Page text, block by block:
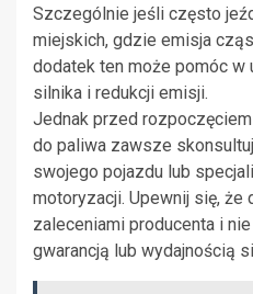
Szczególnie jeśli często
miejskich, gdzie emisja
dodatek ten może pomóc
silnika i redukcji emisji.
Jednak przed
do paliwa zawsze
swojego pojazdu lub
motoryzacji. Upewnij się,
zaleceniami producenta i
gwarancją lub wydajnością